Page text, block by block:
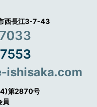
西長江3-7-43
ishisaka.com
第2870号
員